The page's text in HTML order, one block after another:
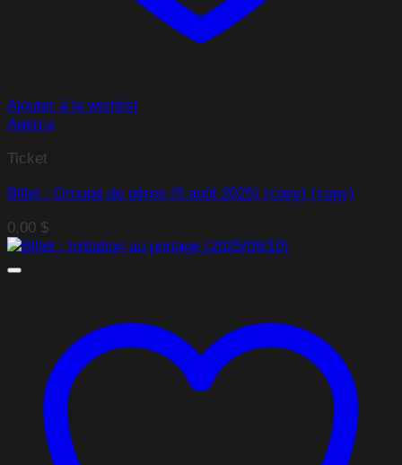
Ajouter à la wishlist
Aperçu
Ticket
Billet : Groupe de pères (5 août 2025) (copy) (copy)
0,00 $